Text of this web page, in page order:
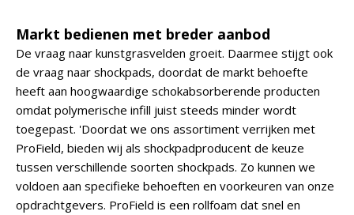
Markt bedienen met breder aanbod
De vraag naar kunstgrasvelden groeit. Daarmee stijgt ook
de vraag naar shockpads, doordat de markt behoefte
heeft aan hoogwaardige schokabsorberende producten
omdat polymerische infill juist steeds minder wordt
toegepast. 'Doordat we ons assortiment verrijken met
ProField, bieden wij als shockpadproducent de keuze
tussen verschillende soorten shockpads. Zo kunnen we
voldoen aan specifieke behoeften en voorkeuren van onze
opdrachtgevers. ProField is een rollfoam dat snel en